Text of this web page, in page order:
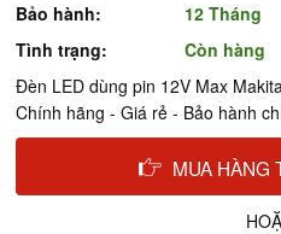
Bảo hành:
12 Tháng
Tình trạng:
Còn hàng
Đèn LED dùng pin 12V Max
Chính hãng - Giá rẻ - Bảo hành
MUA HÀNG